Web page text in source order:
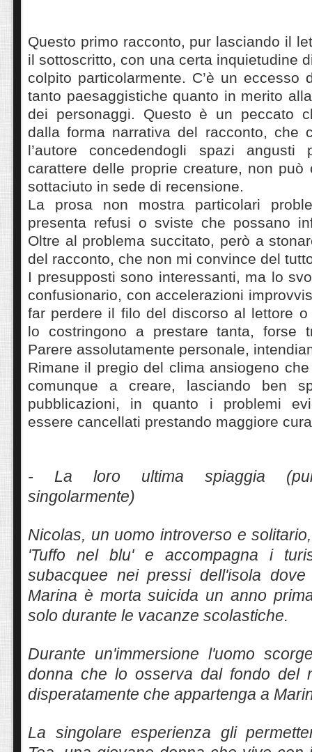
Questo primo racconto, pur lasciando il
il sottoscritto, con una certa inquietudine
colpito particolarmente. C’è un eccesso
tanto paesaggistiche quanto in merito
dei personaggi. Questo è un peccato
dalla forma narrativa del racconto, che
l’autore concedendogli spazi angusti
carattere delle proprie creature, non può
sottaciuto in sede di recensione.
La prosa non mostra particolari
presenta refusi o sviste che possano
Oltre al problema succitato, però a
del racconto, che non mi convince del
I presupposti sono interessanti, ma lo
confusionario, con accelerazioni
far perdere il filo del discorso al lettore o
lo costringono a prestare tanta, forse
Parere assolutamente personale,
Rimane il pregio del clima ansiogeno
comunque a creare, lasciando ben
pubblicazioni, in quanto i problemi
essere cancellati prestando maggiore
- La loro ultima spiaggia
singolarmente)
Nicolas, un uomo introverso e
'Tuffo nel blu' e accompagna i
subacquee nei pressi dell'isola
Marina è morta suicida un anno
solo durante le vacanze scolastiche.
Durante un'immersione l'uomo
donna che lo osserva dal fondo del
disperatamente che appartenga a
La singolare esperienza gli